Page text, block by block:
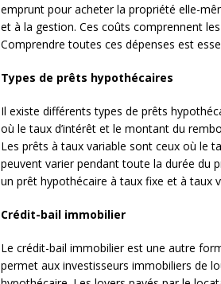
emprunt pour acheter la propriété elle-
et à la gestion. Ces coûts comprennent
Comprendre toutes ces dépenses est
Types de prêts hypothécaires
Il existe différents types de prêts
où le taux d’intérêt et le montant du
Les prêts à taux variable sont ceux où le
peuvent varier pendant toute la durée du
un prêt hypothécaire à taux fixe et à taux
Crédit-bail immobilier
Le crédit-bail immobilier est une autre
permet aux investisseurs immobiliers de